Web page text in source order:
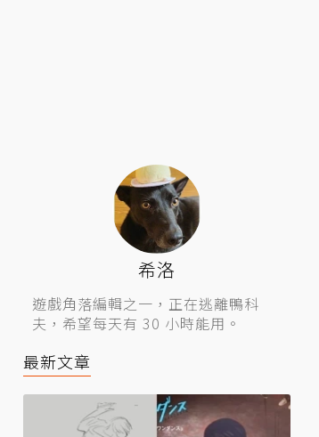
希洛
遊戲角落編輯之一，正在逃離鴨科
夫，希望每天有 30 小時能用。
最新文章